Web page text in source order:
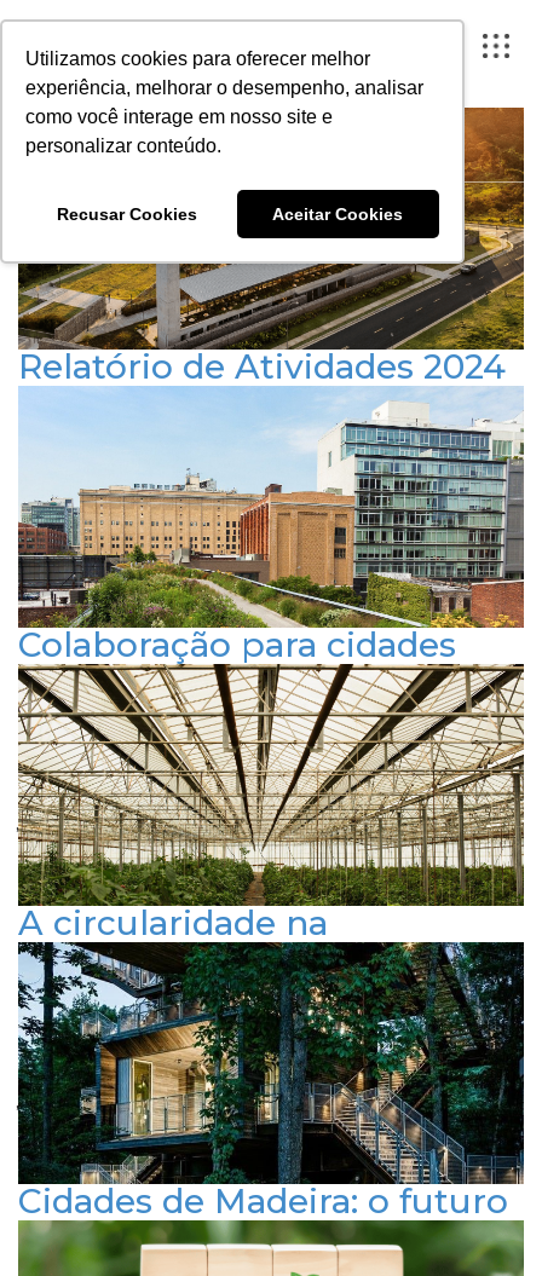
Utilizamos cookies para oferecer melhor
experiência, melhorar o desempenho, analisar
como você interage em nosso site e
personalizar conteúdo.
Recusar Cookies Aceitar Cookies
A ARTESANO
PROJETOS
INSTITUTO
CONTEÚDO
PORTAL DO CLIENTE
CONTATO
FACEBOOK INSTAGRAM LINKEDIN
ARTESANO INSPIRA
Relatório de Atividades 2024
Publicado em 23 de setembro de 2025
Colaboração para cidades
sustentáveis: o papel da
parceria em projetos
urbanos
Publicado em 4 de julho de 2024
ARQUITETURA E URBANISMO
RESPONSABILIDADE SOCIAL
SUSTENTABILIDADE
A circularidade na
construção civil: um passo
em direção à economia
regenerativa
Publicado em 24 de maio de 2024
ARQUITETURA E URBANISMO
RESPONSABILIDADE SOCIAL
SUSTENTABILIDADE
Cidades de Madeira: o futuro
da construção urbana
Publicado em 2 de abril de 2024